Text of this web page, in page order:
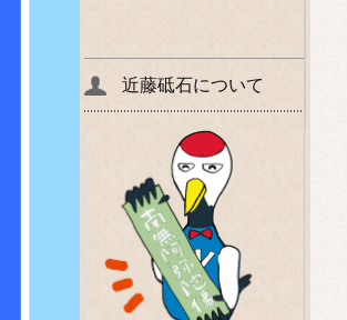
近藤砥石について